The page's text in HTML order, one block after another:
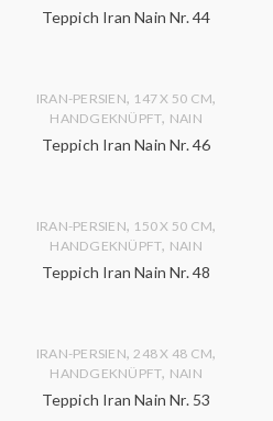
Teppich Iran Nain Nr. 44
IRAN-PERSIEN, 147 X 50 CM,
HANDGEKNÜPFT, NAIN
Teppich Iran Nain Nr. 46
IRAN-PERSIEN, 150 X 50 CM,
HANDGEKNÜPFT, NAIN
Teppich Iran Nain Nr. 48
IRAN-PERSIEN, 248 X 48 CM,
HANDGEKNÜPFT, NAIN
Teppich Iran Nain Nr. 53